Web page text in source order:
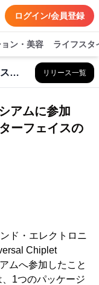
ログイン/会員登録
ン・美容 ライフスタ
ウィンボンド・エレクトロニクス株式会社 リリース一覧
アムに参加
ーフェイスの
ド・エレクトロニ
Chiplet
ムへ参加したこと
1つのパッケージ